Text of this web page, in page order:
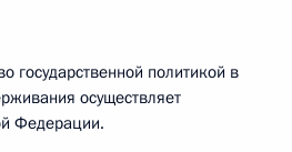
государственной политикой в
осуществляет
Федерации.